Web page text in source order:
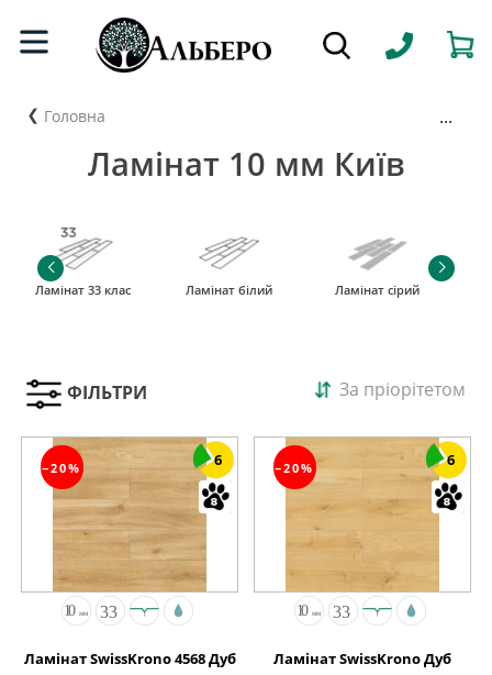
Головна ...
Ламінат 10 мм Київ
Ламінат 33 клас Ламінат білий Ламінат сірий
ФІЛЬТРИ За пріорітетом
−20% 6
Ламінат SwissKrono 4568 Дуб
−20% 6
Ламінат SwissKrono Дуб